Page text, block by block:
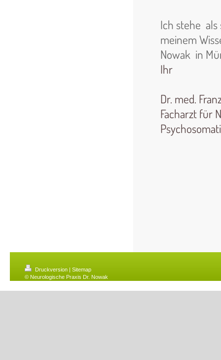
Ich stehe als
meinem
Nowak in
Ihr
Dr. med.
Facharzt für
Druckversion | Sitemap
© Neurologische Praxis Dr. Nowak